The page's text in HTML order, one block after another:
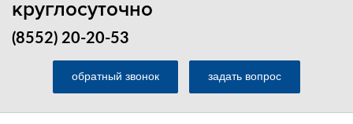
круглосуточно
(8552) 20-20-53
обратный звонок задать вопрос